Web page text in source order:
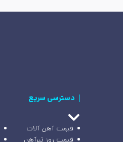
دسترسی سریع
قیمت آهن آلات
قیمت روز تیرآهن